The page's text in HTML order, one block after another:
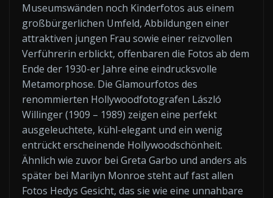
Museumswänden noch Kinderfotos aus einem
großbürgerlichen Umfeld, Abbildungen einer
attraktiven jungen Frau sowie einer reizvollen
Verführerin erblickt, offenbaren die Fotos ab dem
Ende der 1930-er Jahre eine eindrucksvolle
Metamorphose. Die Glamourfotos des
renommierten Hollywoodfotografen László
Willinger (1909 – 1989) zeigen eine perfekt
ausgeleuchtete, kühl-elegant und ein wenig
entrückt erscheinende Hollywoodschönheit.
Ähnlich wie zuvor bei Greta Garbo und anders als
später bei Marilyn Monroe steht auf fast allen
Fotos Hedys Gesicht, das sie wie eine unnahbare